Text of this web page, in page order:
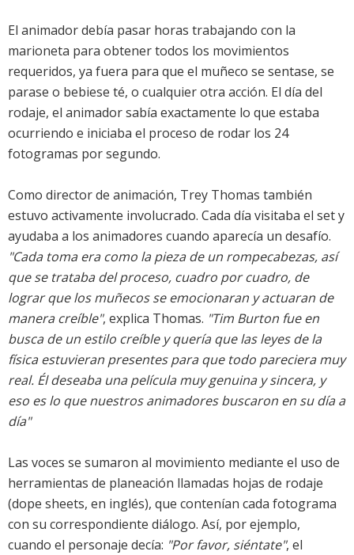
El animador debía pasar horas trabajando con la
marioneta para obtener todos los movimientos
requeridos, ya fuera para que el muñeco se sentase, se
parase o bebiese té, o cualquier otra acción. El día del
rodaje, el animador sabía exactamente lo que estaba
ocurriendo e iniciaba el proceso de rodar los 24
fotogramas por segundo.
Como director de animación, Trey Thomas también
estuvo activamente involucrado. Cada día visitaba el set y
ayudaba a los animadores cuando aparecía un desafío.
"Cada toma era como la pieza de un rompecabezas, así
que se trataba del proceso, cuadro por cuadro, de
lograr que los muñecos se emocionaran y actuaran de
manera creíble", explica Thomas. "Tim Burton fue en
busca de un estilo creíble y quería que las leyes de la
física estuvieran presentes para que todo pareciera muy
real. Él deseaba una película muy genuina y sincera, y
eso es lo que nuestros animadores buscaron en su día a
día"
Las voces se sumaron al movimiento mediante el uso de
herramientas de planeación llamadas hojas de rodaje
(dope sheets, en inglés), que contenían cada fotograma
con su correspondiente diálogo. Así, por ejemplo,
cuando el personaje decía: "Por favor, siéntate", el